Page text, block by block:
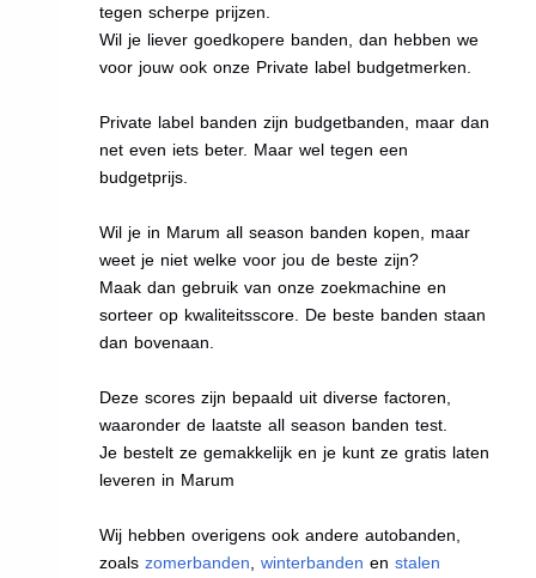
tegen scherpe prijzen.
Wil je liever goedkopere banden, dan hebben we
voor jouw ook onze Private label budgetmerken.
Private label banden zijn budgetbanden, maar dan
net even iets beter. Maar wel tegen een
budgetprijs.
Wil je in Marum all season banden kopen, maar
weet je niet welke voor jou de beste zijn?
Maak dan gebruik van onze zoekmachine en
sorteer op kwaliteitsscore. De beste banden staan
dan bovenaan.
Deze scores zijn bepaald uit diverse factoren,
waaronder de laatste all season banden test.
Je bestelt ze gemakkelijk en je kunt ze gratis laten
leveren in Marum
Wij hebben overigens ook andere autobanden,
zoalszomerbanden ,winterbanden enstalen